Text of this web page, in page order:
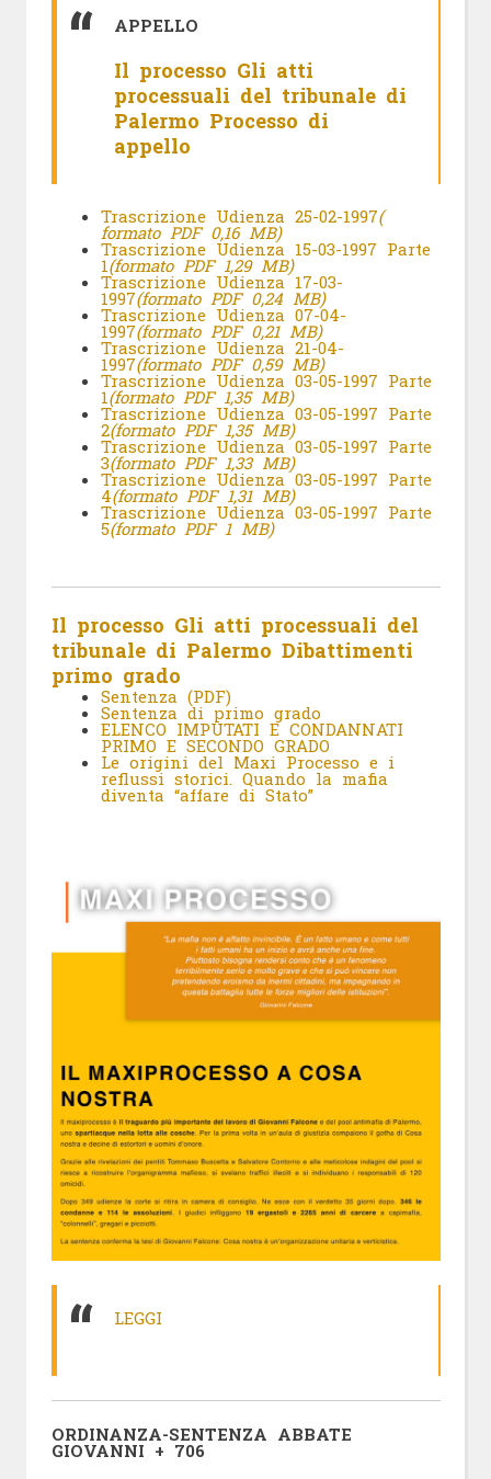
APPELLO
Il processo Gli atti
processuali del tribunale di
Palermo Processo di
appello
Trascrizione Udienza 25-02-1997(
formato PDF 0,16 MB)
Trascrizione Udienza 15-03-1997 Parte
1(formato PDF 1,29 MB)
Trascrizione Udienza 17-03-
1997(formato PDF 0,24 MB)
Trascrizione Udienza 07-04-
1997(formato PDF 0,21 MB)
Trascrizione Udienza 21-04-
1997(formato PDF 0,59 MB)
Trascrizione Udienza 03-05-1997 Parte
1(formato PDF 1,35 MB)
Trascrizione Udienza 03-05-1997 Parte
2(formato PDF 1,35 MB)
Trascrizione Udienza 03-05-1997 Parte
3(formato PDF 1,33 MB)
Trascrizione Udienza 03-05-1997 Parte
4(formato PDF 1,31 MB)
Trascrizione Udienza 03-05-1997 Parte
5(formato PDF 1 MB)
Il processo Gli atti processuali del
tribunale di Palermo Dibattimenti
primo grado
Sentenza (PDF)
Sentenza di primo grado
ELENCO IMPUTATI E CONDANNATI
PRIMO E SECONDO GRADO
Le origini del Maxi Processo e i
reflussi storici. Quando la mafia
diventa “affare di Stato”
LEGGI
ORDINANZA-SENTENZA ABBATE
GIOVANNI + 706